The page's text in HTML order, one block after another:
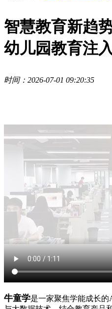
智慧教育新趋
幼儿园教育注
时间：2026-07-01 09:20:35
牛童学是一家聚焦学能成长